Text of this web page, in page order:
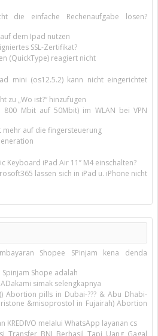
die einfache Rechenaufgabe lösen?
dem Ipad nutzen
SSL-Zertifikat?
(QuickType) reagiert nicht
mini (os12.5.2) kann nicht eingerichtet
zu „Wo ist?“ hinzufügen
800 Mbit auf 50Mbit) im WLAN bei VPN
mehr auf die fingersteuerung
iPad Air 11’’ M4 einschalten?
lassen sich in iPad u. iPhone nicht
Shopee SPinjam kena denda
Shope adalah
simak selengkapnya
Abortion pills in Dubai-??? & Abu Dhabi-
&misoprostol in Fujairah) Abortion
KREDIVO melalui WhatsApp layanan cs